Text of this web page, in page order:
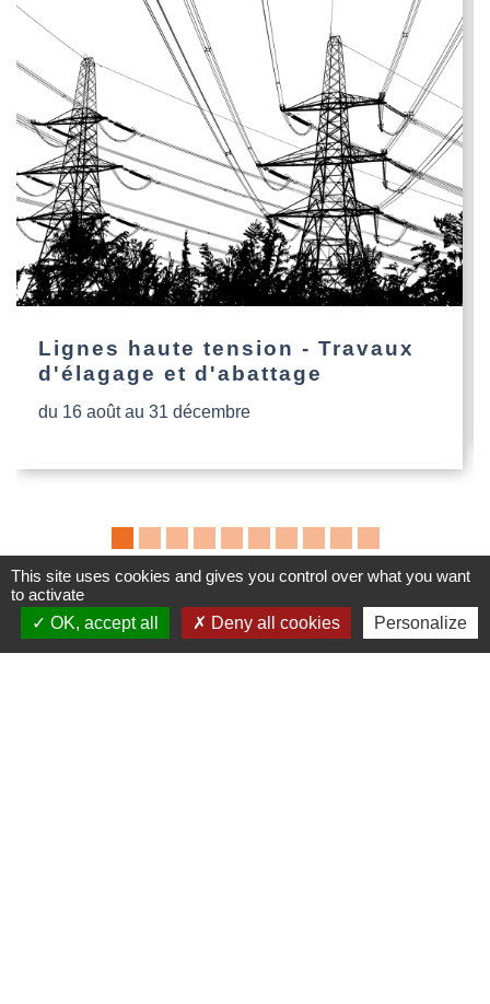
Lignes haute tension - Travaux
d'élagage et d'abattage
du 16 août au 31 décembre
Contacts
This site uses cookies and gives you control over what you want
to activate
OK, accept all
Deny all cookies Personalize